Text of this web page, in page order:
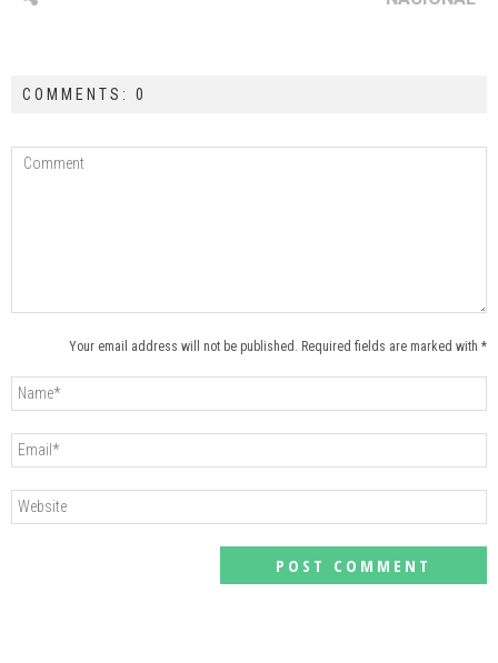
COMMENTS: 0
Your email address will not be published. Required fields are marked with *